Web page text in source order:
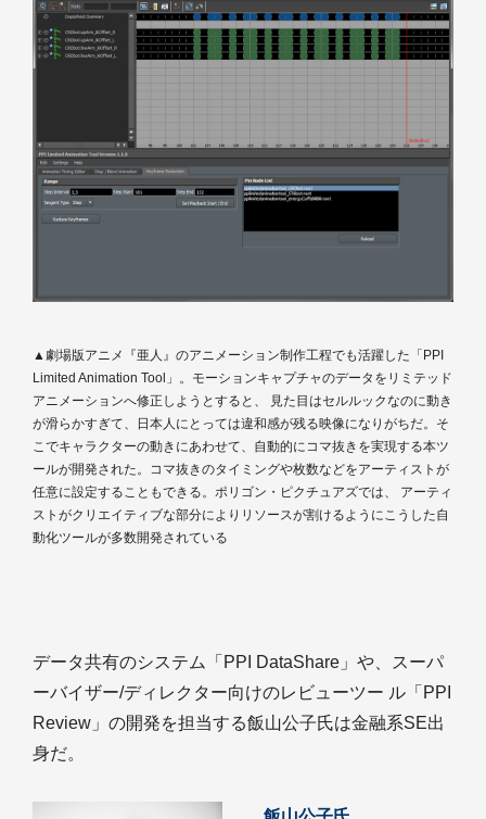
▲劇場版アニメ『亜人』のアニメーション制作工程でも活躍した「PPI
Limited Animation Tool」。モーションキャプチャのデータをリミテッド
アニメーションへ修正しようとすると、 見た目はセルルックなのに動き
が滑らかすぎて、日本人にとっては違和感が残る映像になりがちだ。そ
こでキャラクターの動きにあわせて、自動的にコマ抜きを実現する本ツ
ールが開発された。コマ抜きのタイミングや枚数などをアーティストが
任意に設定することもできる。ポリゴン・ピクチュアズでは、 アーティ
ストがクリエイティブな部分によりリソースが割けるようにこうした自
動化ツールが多数開発されている
データ共有のシステム「PPI DataShare」や、スーパ
ーバイザー/ディレクター向けのレビューツー ル「PPI
Review」の開発を担当する飯山公子氏は金融系SE出
身だ。